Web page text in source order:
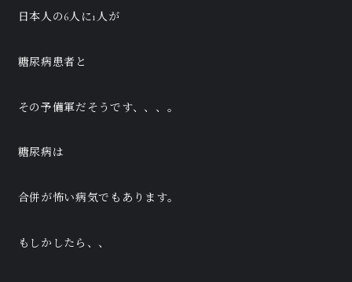
日本人の6人に1人が
糖尿病患者と
その予備軍だそうです、、、。
糖尿病は
合併が怖い病気でもあります。
もしかしたら、、